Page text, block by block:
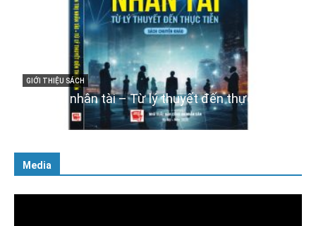
GIỚI THIỆU SÁCH
Cuốn sách “Tuyệt đối trung thành với Tổ quốc,
với Đảng, Nhà nước và Nhân dân – Sáng ngời
tư cách người Công an cách mạng”
06/02/2025
Media